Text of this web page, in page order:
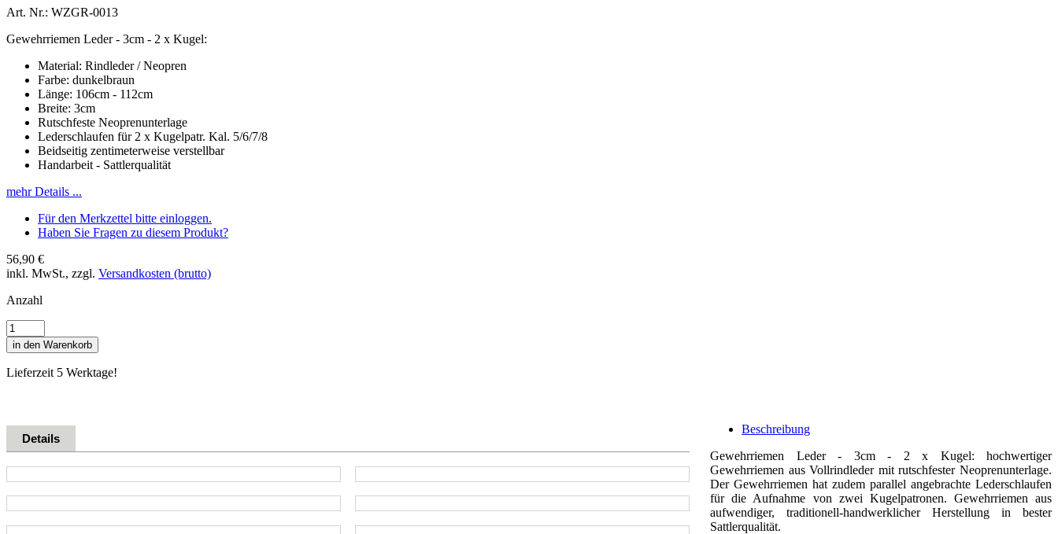
Art. Nr.: WZGR-0013
Gewehrriemen Leder - 3cm - 2 x Kugel:
Material: Rindleder / Neopren
Farbe: dunkelbraun
Länge: 106cm - 112cm
Breite: 3cm
Rutschfeste Neoprenunterlage
Lederschlaufen für 2 x Kugelpatr. Kal. 5/6/7/8
Beidseitig zentimeterweise verstellbar
Handarbeit - Sattlerqualität
mehr Details ...
Für den Merkzettel bitte einloggen.
Haben Sie Fragen zu diesem Produkt?
56,90 €
inkl. MwSt., zzgl. Versandkosten (brutto)
Anzahl
in den Warenkorb
Lieferzeit 5 Werktage!
Details
Beschreibung
Gewehrriemen Leder - 3cm - 2 x Kugel: hochwertiger
Gewehrriemen aus Vollrindleder mit rutschfester Neoprenunterlage.
Der Gewehrriemen hat zudem parallel angebrachte Lederschlaufen
für die Aufnahme von zwei Kugelpatronen. Gewehrriemen aus
aufwendiger, traditionell-handwerklicher Herstellung in bester
Sattlerqualität.